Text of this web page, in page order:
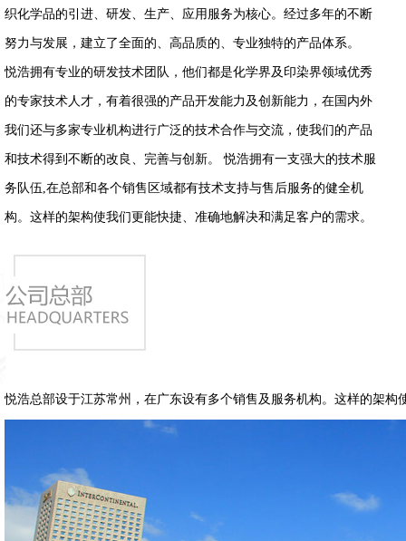
织化学品的引进、研发、生产、应用服务为核心。经过多年的不断
努力与发展，建立了全面的、高品质的、专业独特的产品体系。
悦浩拥有专业的研发技术团队，他们都是化学界及印染界领域优秀
的专家技术人才，有着很强的产品开发能力及创新能力，在国内外
我们还与多家专业机构进行广泛的技术合作与交流，使我们的产品
和技术得到不断的改良、完善与创新。 悦浩拥有一支强大的技术服
务队伍,在总部和各个销售区域都有技术支持与售后服务的健全机
构。这样的架构使我们更能快捷、准确地解决和满足客户的需求。
悦浩总部设于江苏常州，在广东设有多个销售及服务机构。这样的架